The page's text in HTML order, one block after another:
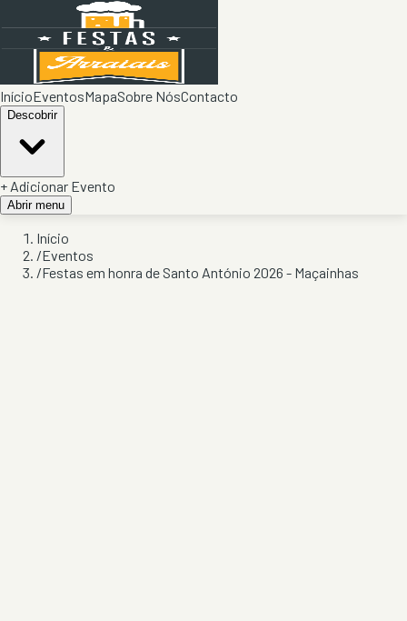
InícioEventosMapaSobre NósContacto
Descobrir
+ Adicionar Evento
Abrir menu
Início
/Eventos
/Festas em honra de Santo António 2026 - Maçainhas